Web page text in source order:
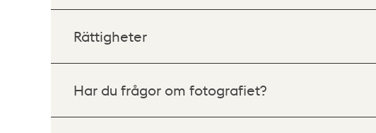
Rättigheter
Har du frågor om fotografiet?